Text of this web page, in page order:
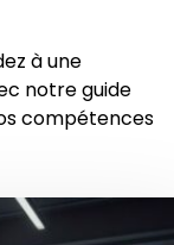
à une
notre guide
compétences